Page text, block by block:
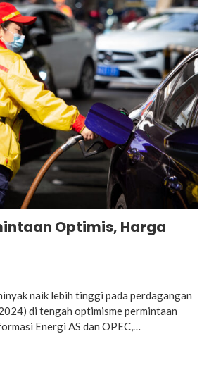
Optimis, Harga
naik lebih tinggi pada perdagangan
di tengah optimisme permintaan
Energi AS dan OPEC,…